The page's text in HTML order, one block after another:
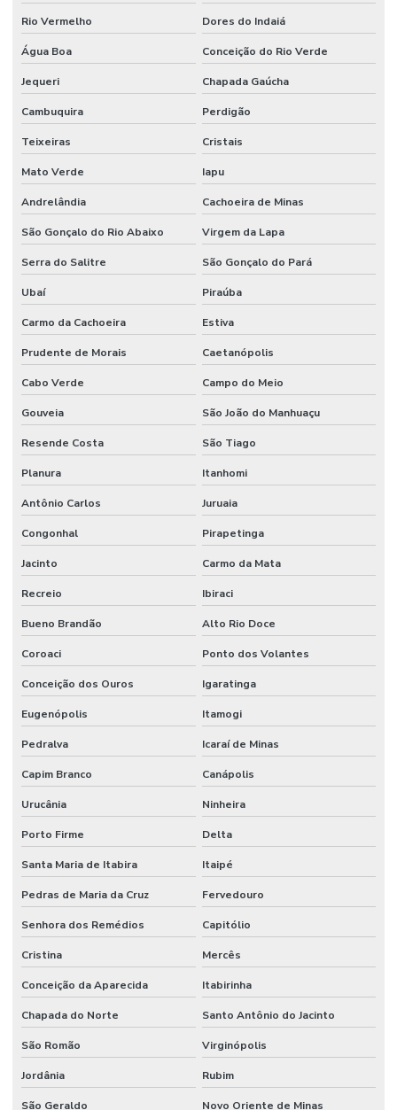
Rio Vermelho Dores do Indaiá
Água Boa Conceição do Rio Verde
Jequeri Chapada Gaúcha
Cambuquira Perdigão
Teixeiras Cristais
Mato Verde Iapu
Andrelândia Cachoeira de Minas
São Gonçalo do Rio Abaixo Virgem da Lapa
Serra do Salitre São Gonçalo do Pará
Ubaí Piraúba
Carmo da Cachoeira Estiva
Prudente de Morais Caetanópolis
Cabo Verde Campo do Meio
Gouveia São João do Manhuaçu
Resende Costa São Tiago
Planura Itanhomi
Antônio Carlos Juruaia
Congonhal Pirapetinga
Jacinto Carmo da Mata
Recreio Ibiraci
Bueno Brandão Alto Rio Doce
Coroaci Ponto dos Volantes
Conceição dos Ouros Igaratinga
Eugenópolis Itamogi
Pedralva Icaraí de Minas
Capim Branco Canápolis
Urucânia Ninheira
Porto Firme Delta
Santa Maria de Itabira Itaipé
Pedras de Maria da Cruz Fervedouro
Senhora dos Remédios Capitólio
Cristina Mercês
Conceição da Aparecida Itabirinha
Chapada do Norte Santo Antônio do Jacinto
São Romão Virginópolis
Jordânia Rubim
São Geraldo Novo Oriente de Minas